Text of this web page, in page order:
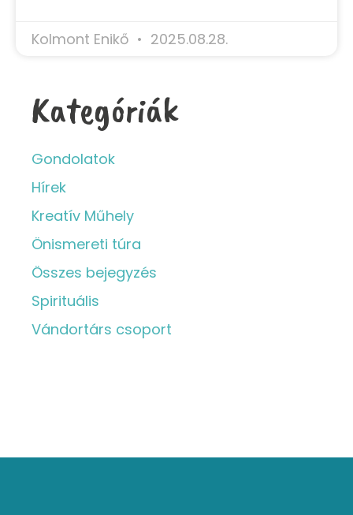
Kolmont Enikő 2025.08.28.
Kategóriák
Gondolatok
Hírek
Kreatív Műhely
Önismereti túra
Összes bejegyzés
Spirituális
Vándortárs csoport